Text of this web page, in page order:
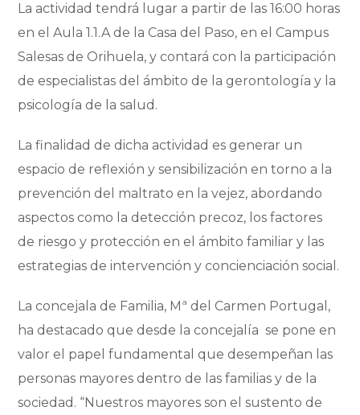
La actividad tendrá lugar a partir de las 16:00 horas
en el Aula 1.1.A de la Casa del Paso, en el Campus
Salesas de Orihuela, y contará con la participación
de especialistas del ámbito de la gerontología y la
psicología de la salud.
La finalidad de dicha actividad es generar un
espacio de reflexión y sensibilización en torno a la
prevención del maltrato en la vejez, abordando
aspectos como la detección precoz, los factores
de riesgo y protección en el ámbito familiar y las
estrategias de intervención y concienciación social.
La concejala de Familia, Mª del Carmen Portugal,
ha destacado que desde la concejalía se pone en
valor el papel fundamental que desempeñan las
personas mayores dentro de las familias y de la
sociedad. “Nuestros mayores son el sustento de